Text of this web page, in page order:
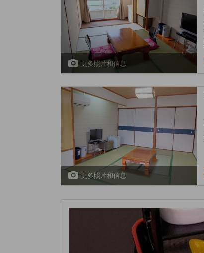
更多照片和信息
更多照片和信息